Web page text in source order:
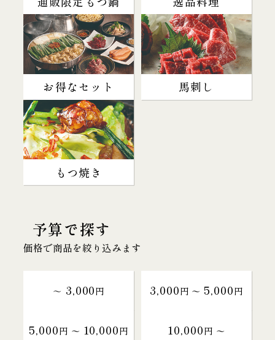
お得なセット 馬刺し
もつ焼き
予算で探す
価格で商品を絞り込みます
～ 3,000円 3,000円 〜 5,000円
5,000円 〜 10,000円 10,000円 〜